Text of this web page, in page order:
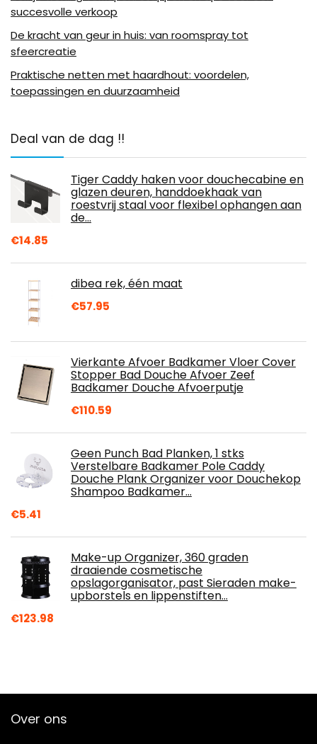
succesvolle verkoop
De kracht van geur in huis: van roomspray tot
sfeercreatie
Praktische netten met haardhout: voordelen,
toepassingen en duurzaamheid
Deal van de dag !!
Tiger Caddy haken voor douchecabine en
glazen deuren, handdoekhaak van
roestvrij staal voor flexibel ophangen aan
de…
€14.85
dibea rek, één maat
€57.95
Vierkante Afvoer Badkamer Vloer Cover
Stopper Bad Douche Afvoer Zeef
Badkamer Douche Afvoerputje
€110.59
Geen Punch Bad Planken, 1 stks
Verstelbare Badkamer Pole Caddy
Douche Plank Organizer voor Douchekop
Shampoo Badkamer…
€5.41
Make-up Organizer, 360 graden
draaiende cosmetische
opslagorganisator, past Sieraden make-
upborstels en lippenstiften…
€123.98
Over ons